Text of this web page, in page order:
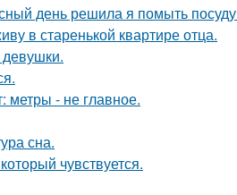
день решила я помыть
в старенькой квартире отца.
метры - не главное.
сна.
чувствуется.